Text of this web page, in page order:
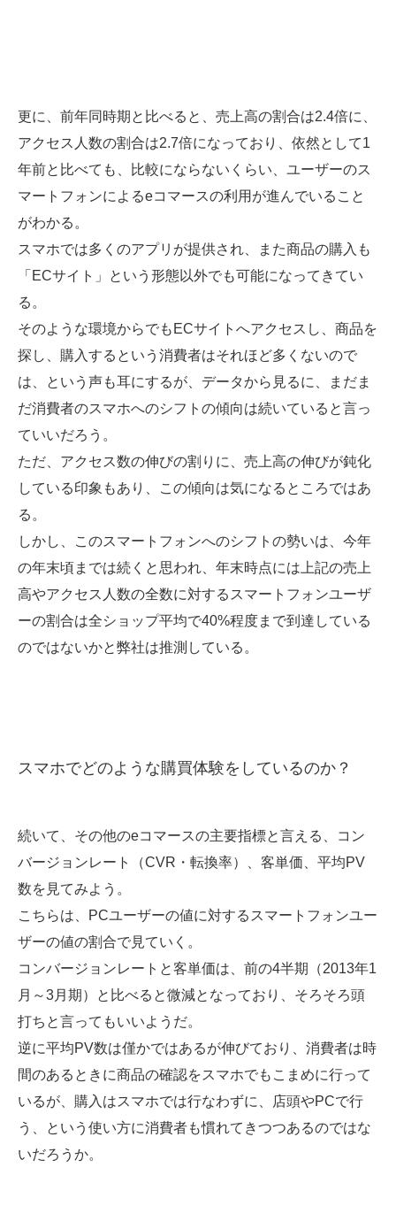
更に、前年同時期と比べると、売上高の割合は2.4倍に、
アクセス人数の割合は2.7倍になっており、依然として1
年前と比べても、比較にならないくらい、ユーザーのス
マートフォンによるeコマースの利用が進んでいること
がわかる。
スマホでは多くのアプリが提供され、また商品の購入も
「ECサイト」という形態以外でも可能になってきてい
る。
そのような環境からでもECサイトへアクセスし、商品を
探し、購入するという消費者はそれほど多くないので
は、という声も耳にするが、データから見るに、まだま
だ消費者のスマホへのシフトの傾向は続いていると言っ
ていいだろう。
ただ、アクセス数の伸びの割りに、売上高の伸びが鈍化
している印象もあり、この傾向は気になるところではあ
る。
しかし、このスマートフォンへのシフトの勢いは、今年
の年末頃までは続くと思われ、年末時点には上記の売上
高やアクセス人数の全数に対するスマートフォンユーザ
ーの割合は全ショップ平均で40%程度まで到達している
のではないかと弊社は推測している。
スマホでどのような購買体験をしているのか？
続いて、その他のeコマースの主要指標と言える、コン
バージョンレート（CVR・転換率）、客単価、平均PV
数を見てみよう。
こちらは、PCユーザーの値に対するスマートフォンユー
ザーの値の割合で見ていく。
コンバージョンレートと客単価は、前の4半期（2013年1
月～3月期）と比べると微減となっており、そろそろ頭
打ちと言ってもいいようだ。
逆に平均PV数は僅かではあるが伸びており、消費者は時
間のあるときに商品の確認をスマホでもこまめに行って
いるが、購入はスマホでは行なわずに、店頭やPCで行
う、という使い方に消費者も慣れてきつつあるのではな
いだろうか。